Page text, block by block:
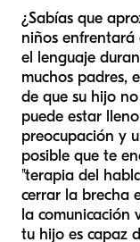
¿Sabías que
niños
el lenguaje
muchos padres,
de que su hijo
puede estar
preocupación y
posible que te
"terapia del
cerrar la brecha
la comunicación
tu hijo es capaz